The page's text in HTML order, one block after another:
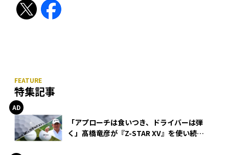
特集記事
「アプローチは食いつき、ドライバーは弾
く」髙橋竜彦が『Z-STAR XV』を使い続け